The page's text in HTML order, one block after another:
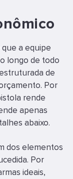
a equipe
longo de todo
de
Por
rende
apenas
abaixo.
dos elementos
Por
ideais,